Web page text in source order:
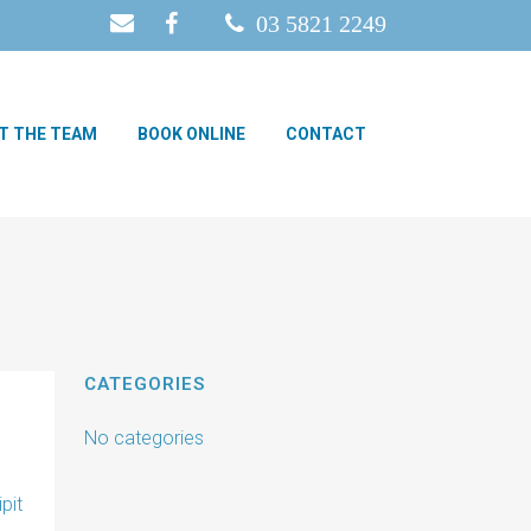
03 5821 2249
THE TEAM BOOK ONLINE CONTACT
CATEGORIES
No categories